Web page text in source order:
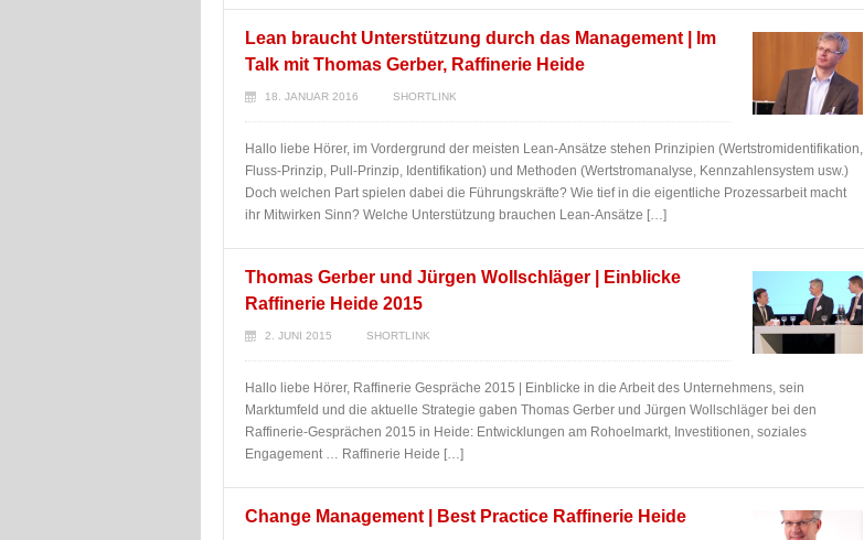
Lean braucht Unterstützung durch das Management | Im
Talk mit Thomas Gerber, Raffinerie Heide
18. JANUAR 2016 SHORTLINK
Hallo liebe Hörer, im Vordergrund der meisten Lean-Ansätze stehen Prinzipien (Wertstromidentifikation,
Fluss-Prinzip, Pull-Prinzip, Identifikation) und Methoden (Wertstromanalyse, Kennzahlensystem usw.)
Doch welchen Part spielen dabei die Führungskräfte? Wie tief in die eigentliche Prozessarbeit macht
ihr Mitwirken Sinn? Welche Unterstützung brauchen Lean-Ansätze […]
Thomas Gerber und Jürgen Wollschläger | Einblicke
Raffinerie Heide 2015
2. JUNI 2015 SHORTLINK
Hallo liebe Hörer, Raffinerie Gespräche 2015 | Einblicke in die Arbeit des Unternehmens, sein
Marktumfeld und die aktuelle Strategie gaben Thomas Gerber und Jürgen Wollschläger bei den
Raffinerie-Gesprächen 2015 in Heide: Entwicklungen am Rohoelmarkt, Investitionen, soziales
Engagement … Raffinerie Heide […]
Change Management | Best Practice Raffinerie Heide